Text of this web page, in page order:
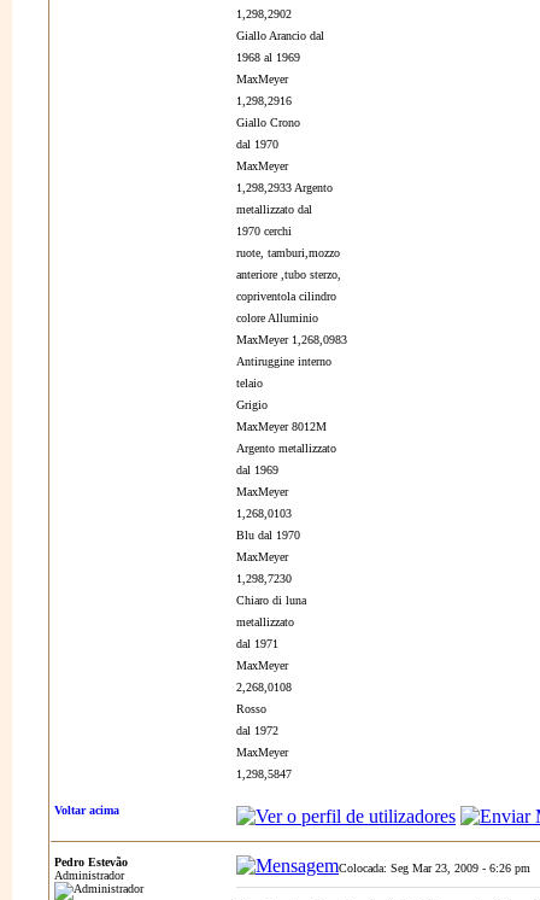
1,298,2902
Giallo Arancio dal
1968 al 1969
MaxMeyer
1,298,2916
Giallo Crono
dal 1970
MaxMeyer
1,298,2933 Argento
metallizzato dal
1970 cerchi
ruote, tamburi,mozzo
anteriore ,tubo sterzo,
copriventola cilindro
colore Alluminio
MaxMeyer 1,268,0983
Antiruggine interno
telaio
Grigio
MaxMeyer 8012M
Argento metallizzato
dal 1969
MaxMeyer
1,268,0103
Blu dal 1970
MaxMeyer
1,298,7230
Chiaro di luna
metallizzato
dal 1971
MaxMeyer
2,268,0108
Rosso
dal 1972
MaxMeyer
1,298,5847
Voltar acima
Pedro Estevão
Administrador
Colocada: Seg Mar 23, 2009 - 6:26 pm